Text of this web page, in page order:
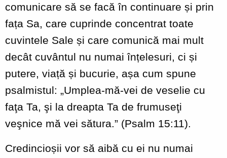
comunicare să se facă în continuare și prin
fața Sa, care cuprinde concentrat toate
cuvintele Sale și care comunică mai mult
decât cuvântul nu numai înțelesuri, ci și
putere, viață și bucurie, așa cum spune
psalmistul: „Umplea-mă-vei de veselie cu
faţa Ta, şi la dreapta Ta de frumuseţi
veşnice mă vei sătura.” (Psalm 15:11).
Credincioșii vor să aibă cu ei nu numai